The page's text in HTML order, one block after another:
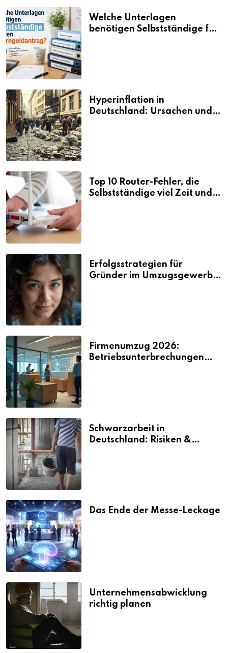
Welche Unterlagen
benötigen Selbstständige für
Hyperinflation in
Deutschland: Ursachen und
Top 10 Router-Fehler, die
Selbstständige viel Zeit und
Erfolgsstrategien für
Gründer im Umzugsgewerbe
Firmenumzug 2026:
Betriebsunterbrechungen
Schwarzarbeit in
Deutschland: Risiken &
Das Ende der Messe-Leckage
Unternehmensabwicklung
richtig planen